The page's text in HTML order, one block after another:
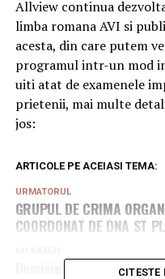
Allview continua
limba romana AVI si
acesta, din care putem
programul intr-un mod
uiti atat de examenele
prietenii, mai multe
jos:
ARTICOLE PE ACEIASI TEMA:
URMATORUL
GRUPUL DE CRIMA
COORDONAT DE DNA ST
Demisie de rasunet din
CITESTE